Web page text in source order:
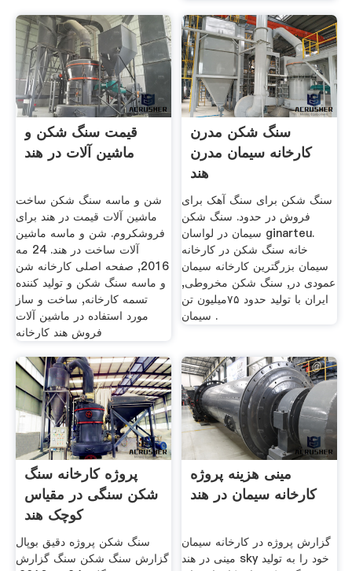
قیمت سنگ شکن و
ماشین آلات در هند
شن و ماسه سنگ شکن ساخت
ماشین آلات قیمت در هند برای
فروشکروم. شن و ماسه ماشین
آلات ساخت در هند. 24 مه
2016, صفحه اصلی کارخانه شن
و ماسه سنگ شکن و تولید کننده
تسمه کارخانه, ساخت و ساز
مورد استفاده در ماشین آلات
فروش هند کارخانه
سنگ شکن مدرن
کارخانه سیمان مدرن
هند
سنگ شکن برای سنگ آهک برای
فروش در حدود. سنگ شکن
سیمان در لواسان ginarteu.
خانه سنگ شکن در کارخانه
سیمان بزرگترین کارخانه سیمان
عمودی در, سنگ شکن مخروطی,
ایران با تولید حدود ۷۵میلیون تن
سیمان .
پروژه کارخانه سنگ
شکن سنگی در مقیاس
کوچک هند
سنگ شکن پروژه دقیق بوپال
گزارش سنگ شکن سنگ گزارش
مینی هزینه پروژه
کارخانه سیمان در هند
گزارش پروژه در کارخانه سیمان
مینی در هند sky خود را به تولید